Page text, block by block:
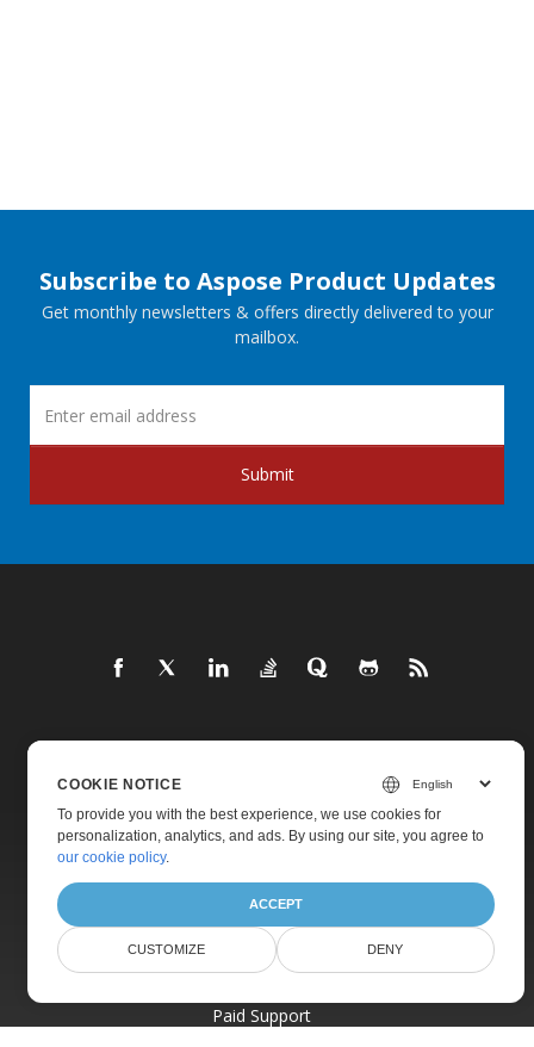
Subscribe to Aspose Product Updates
Get monthly newsletters & offers directly delivered to your
mailbox.
Submit
New Releases
Docs
Live Demos
Free Support
Paid Support
COOKIE NOTICE
To provide you with the best experience, we use cookies for
personalization, analytics, and ads. By using our site, you agree to
our cookie policy.
ACCEPT
CUSTOMIZE DENY